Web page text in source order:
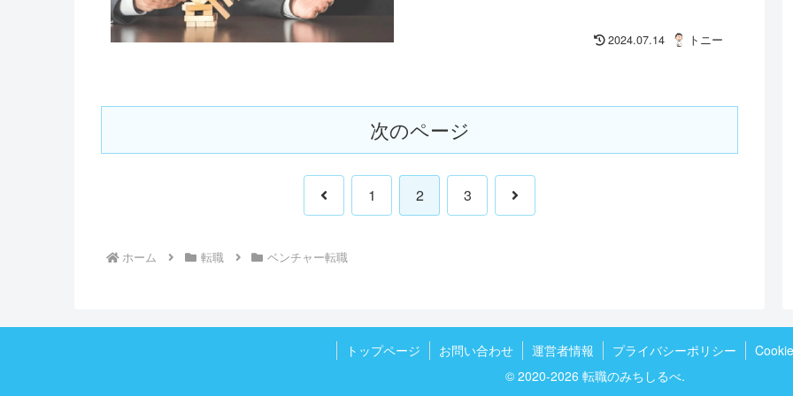
2024.07.14 トニー
次のページ
前
1 2 3
次
ホーム 転職 ベンチャー転職
トップページ お問い合わせ 運営者情報 プライバシーポリシー
© 2020-2026 転職のみちしるべ.